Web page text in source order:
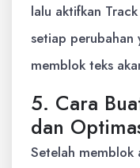
lalu aktifkan
setiap perubahan
memblok teks
5. Cara
dan
Setelah